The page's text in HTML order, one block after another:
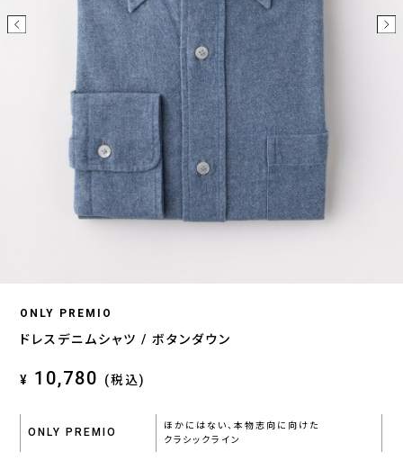
ONLY PREMIO
ドレスデニムシャツ / ボタンダウン
¥ 10,780 (税込)
ONLY PREMIO
ほかにはない、本物志向に向けた
クラシックライン